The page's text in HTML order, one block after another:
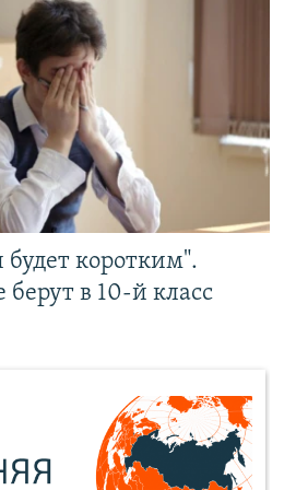
коротким".
в 10-й класс